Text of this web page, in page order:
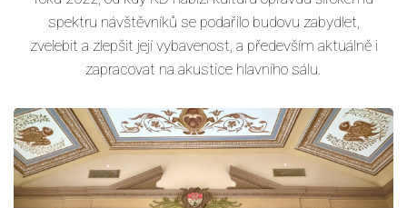
spektru návštěvníků se podařilo budovu zabydlet,
zvelebit a zlepšit její vybavenost, a především aktuálně i
zapracovat na akustice hlavního sálu.